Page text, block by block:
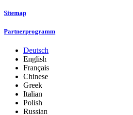
Sitemap
Partnerprogramm
Deutsch
English
Français
Chinese
Greek
Italian
Polish
Russian